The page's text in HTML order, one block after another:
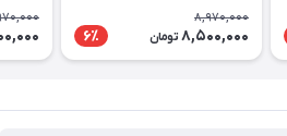
ایرانیان
8,970,000
8,500,000 تومان 6٪